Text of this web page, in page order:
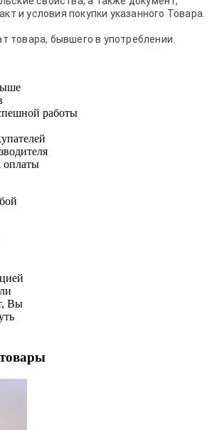
и условия покупки указанного Товара.
товара, бывшего в употреблении.
работы
оплаты
Вы